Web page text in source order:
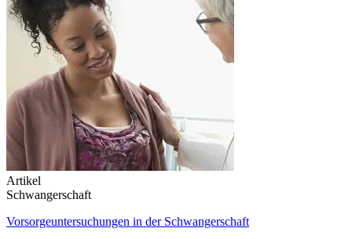
Artikel
Schwangerschaft
Vorsorgeuntersuchungen in der Schwangerschaft